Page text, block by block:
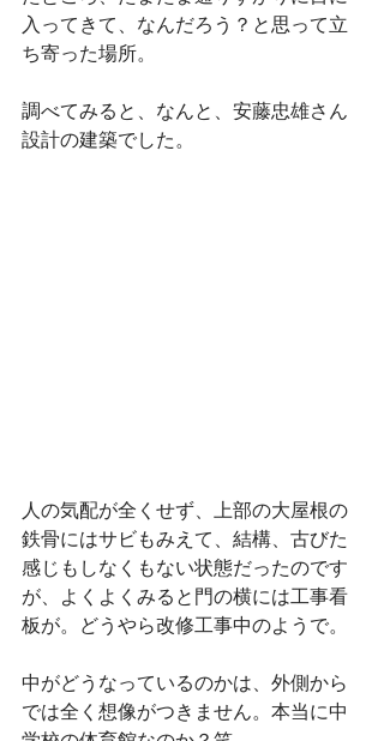
入ってきて、なんだろう？と思って立
ち寄った場所。
調べてみると、なんと、安藤忠雄さん
設計の建築でした。
人の気配が全くせず、上部の大屋根の
鉄骨にはサビもみえて、結構、古びた
感じもしなくもない状態だったのです
が、よくよくみると門の横には工事看
板が。どうやら改修工事中のようで。
中がどうなっているのかは、外側から
では全く想像がつきません。本当に中